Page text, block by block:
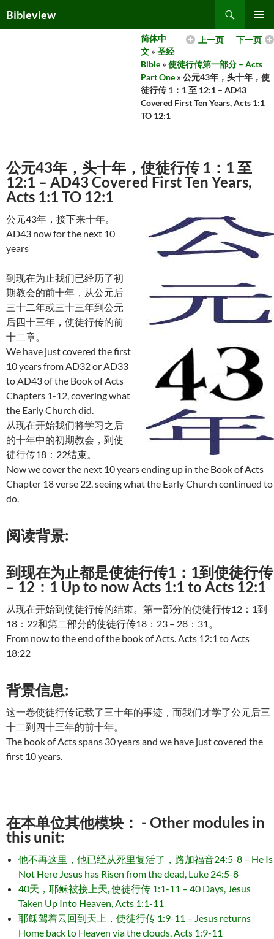
toBibleview
MENU
下一页
上一页
简体中
文 » 圣经
Bible » 使徒行传第一部分 – Acts
Part One » 公元43年，头十年，使
徒行传 1：1 至 12:1 – AD43
Covered First Ten Years, Acts 1:1
TO 12:1
公元43年，头十年，使徒行传 1：1 至
12:1 – AD43 Covered First Ten Years,
Acts 1:1 TO 12:1
公元43年，接下来十年。
AD43 now for the next 10
years
到现在为止我们已经历了初
期教会的前十年，从公元后
三十二年或三十三年到公元
后四十三年，使徒行传的前
十二章。
We have just covered the first
10 years from AD32 or AD33
to AD43 of the Book of Acts
Chapters 1-12, covering what
the Early Church did.
从现在开始我们将学习之后
的十年中的初期教会，到使
徒行传18：22结束。
Now we cover the next 10 years ending up in the Book of Acts
Chapter 18 verse 22, seeing what the Early Church continued to
do.
阅读背景:
到现在为止都是使徒行传1：1到使徒行传
– 12：1 Up to now Acts 1:1 to Acts 12:1
从现在开始到使徒行传的结束。第一部分的使徒行传12：1到
18：22和第二部分的使徒行传18：23 – 28：31。
From now to the end of the book of Acts. Acts 12:1 to Acts
18:22
背景信息:
这一卷使徒行传记载了三十年的事迹，而我们才学了公元后三
十二到四十三年的前十年。
The book of Acts spans 30 years and we have just covered the
first 10 years.
在本单位其他模块： - Other modules in
this unit:
他不再这里，他已经从死里复活了，路加福音24:5-8 – He Is
Not Here Jesus has Risen from the dead, Luke 24:5-8
40天，耶稣被接上天, 使徒行传 1:1-11 – 40 Days, Jesus
Taken Up Into Heaven, Acts 1:1-11
耶稣驾着云回到天上，使徒行传 1:9-11 – Jesus returns
Home back to Heaven via the clouds, Acts 1:9-11